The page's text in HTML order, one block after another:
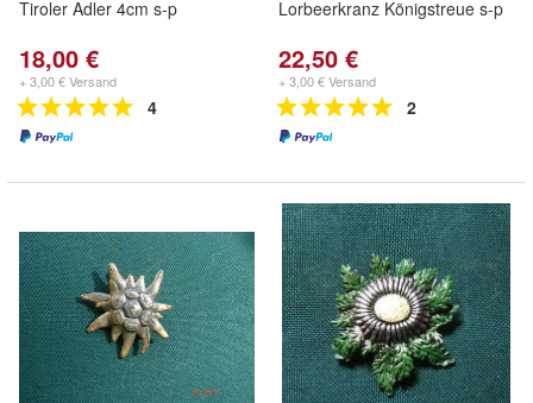
Tiroler Adler 4cm s-p
18,00 €
+ 3,00 € Versand
4
Lorbeerkranz Königstreue s-p
22,50 €
+ 3,00 € Versand
2